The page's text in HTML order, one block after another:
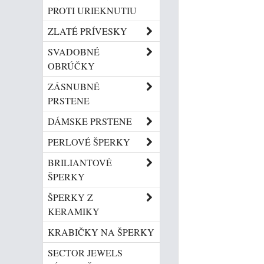
PROTI URIEKNUTIU
ZLATÉ PRÍVESKY
SVADOBNÉ
OBRÚČKY
ZÁSNUBNÉ
PRSTENE
DÁMSKE PRSTENE
PERLOVÉ ŠPERKY
BRILIANTOVÉ
ŠPERKY
ŠPERKY Z
KERAMIKY
KRABIČKY NA ŠPERKY
SECTOR JEWELS